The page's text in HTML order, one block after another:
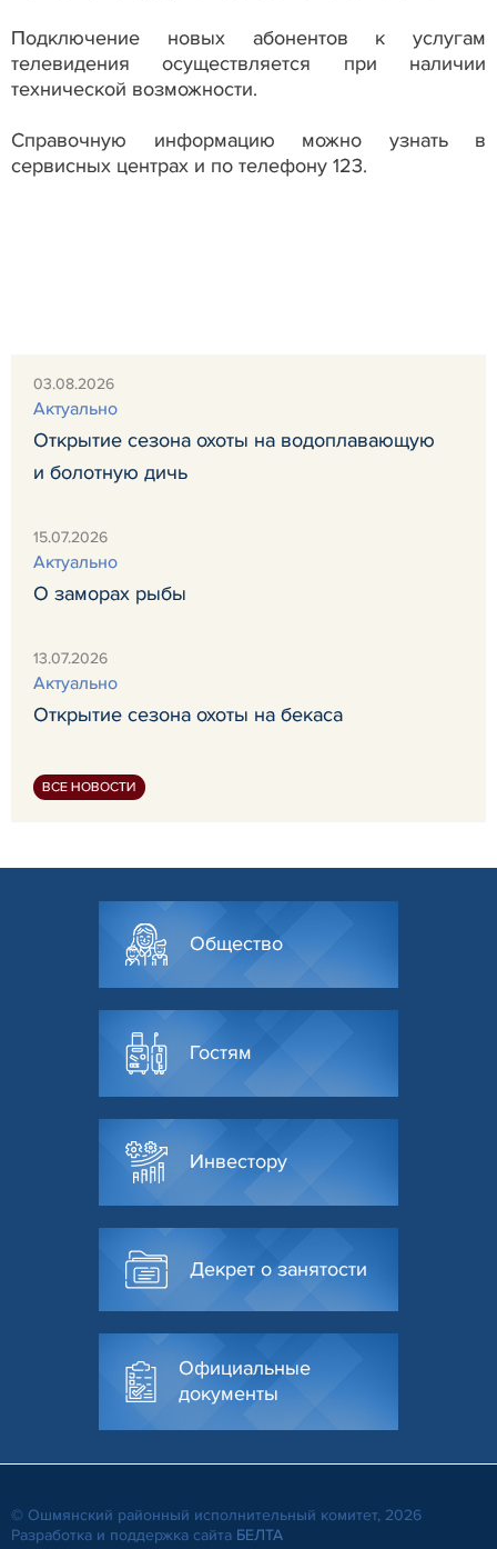
Подключение новых абонентов к услугам
телевидения осуществляется при наличии
технической возможности.
Справочную информацию можно узнать в
сервисных центрах и по телефону 123.
03.08.2026
Актуально
Открытие сезона охоты на водоплавающую
и болотную дичь
15.07.2026
Актуально
О заморах рыбы
13.07.2026
Актуально
Открытие сезона охоты на бекаса
ВСЕ НОВОСТИ
Общество
Гостям
Инвестору
Декрет о занятости
Официальные
документы
© Ошмянский районный исполнительный комитет, 2026
Разработка и поддержка сайта БЕЛТА